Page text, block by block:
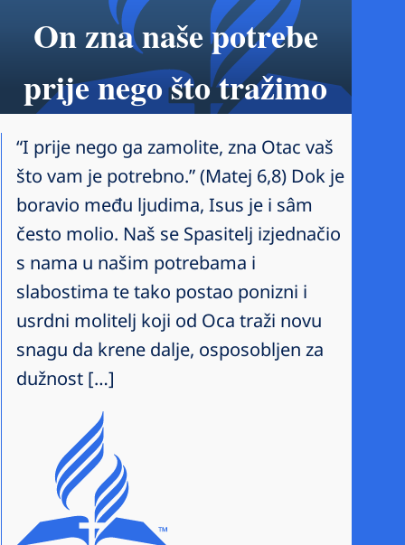
On zna naše potrebe
prije nego što tražimo
“I prije nego ga zamolite, zna Otac vaš
što vam je potrebno.” (Matej 6,8) Dok je
boravio među ljudima, Isus je i sâm
često molio. Naš se Spasitelj izjednačio
s nama u našim potrebama i
slabostima te tako postao ponizni i
usrdni molitelj koji od Oca traži novu
snagu da krene dalje, osposobljen za
dužnost […]